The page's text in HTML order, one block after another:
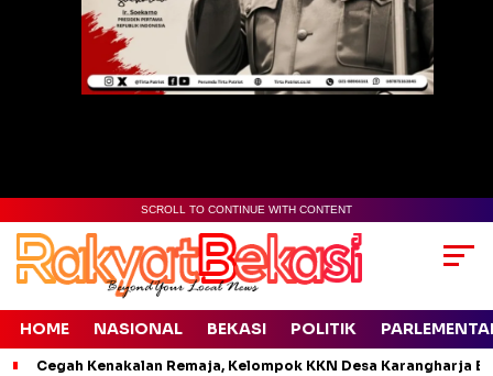
SCROLL TO CONTINUE WITH CONTENT
HOME NASIONAL BEKASI POLITIK
Cegah Kenakalan Remaja, Kelompok KKN Desa Karangharja